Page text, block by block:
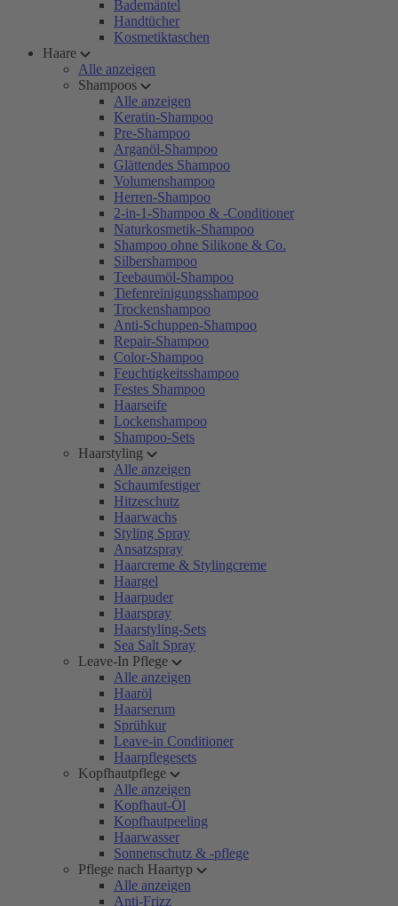
Bademäntel
Handtücher
Kosmetiktaschen
Haare
Alle anzeigen
Shampoos
Alle anzeigen
Keratin-Shampoo
Pre-Shampoo
Arganöl-Shampoo
Glättendes Shampoo
Volumenshampoo
Herren-Shampoo
2-in-1-Shampoo & -Conditioner
Naturkosmetik-Shampoo
Shampoo ohne Silikone & Co.
Silbershampoo
Teebaumöl-Shampoo
Tiefenreinigungsshampoo
Trockenshampoo
Anti-Schuppen-Shampoo
Repair-Shampoo
Color-Shampoo
Feuchtigkeitsshampoo
Festes Shampoo
Haarseife
Lockenshampoo
Shampoo-Sets
Haarstyling
Alle anzeigen
Schaumfestiger
Hitzeschutz
Haarwachs
Styling Spray
Ansatzspray
Haarcreme & Stylingcreme
Haargel
Haarpuder
Haarspray
Haarstyling-Sets
Sea Salt Spray
Leave-In Pflege
Alle anzeigen
Haaröl
Haarserum
Sprühkur
Leave-in Conditioner
Haarpflegesets
Kopfhautpflege
Alle anzeigen
Kopfhaut-Öl
Kopfhautpeeling
Haarwasser
Sonnenschutz & -pflege
Pflege nach Haartyp
Alle anzeigen
Anti-Frizz